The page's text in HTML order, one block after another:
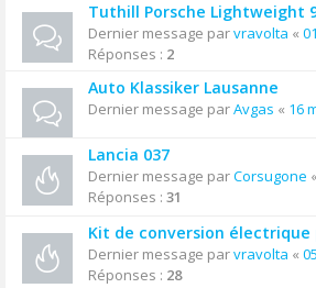
Tuthill Porsche Lightweight
Dernier message parvravolta «
Réponses : 2
Auto Klassiker Lausanne
Dernier message parAvgas « 16
Lancia 037
Dernier message parCorsugone «
Réponses : 31
Kit de conversion électrique
Dernier message parvravolta «
Réponses : 28